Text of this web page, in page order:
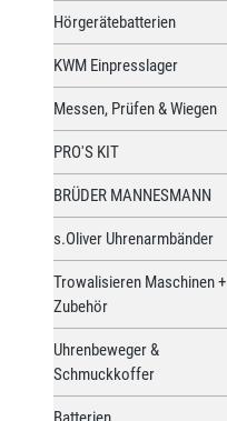
Hörgerätebatterien
KWM Einpresslager
Messen, Prüfen & Wiegen
PRO'S KIT
BRÜDER MANNESMANN
s.Oliver Uhrenarmbänder
Trowalisieren Maschinen +
Zubehör
Uhrenbeweger &
Schmuckkoffer